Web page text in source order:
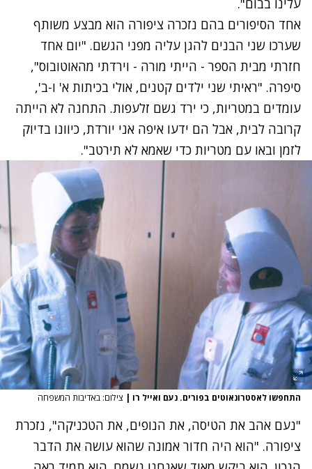
עלינו בבום".
אחד הסיפורים בהם נזכרה ציפורה הוא מבצע משותף
שערכו שני הבנים להגן עליה מפני הגשם. "יום אחד
חזרתי מבית הספר - הייתי מורה - וירדתי מהאוטובוס",
סיפרה. "ראיתי שני ילדים קטנים, אולי בכיתות א' ו-ב',
עומדים במטריות, כי ירד גשם זלעפות. התחנה לא הייתה
קרובה לבית, אבל הם ידעו איפה אני יורדת, כיוונו בדיוק
לזמן ובאו עם מטריות כדי שאמא לא תירטב".
התחפשו לאסטרונאוטים בפורים. נעם ואייל רו | צילום: באדיבות המשפחה
"נעם אהב את הטיסה, את הנופים, את הטכניקה", נזכרת
ציפורה. "הוא היה חדור אמונה שהוא עושה את הדבר